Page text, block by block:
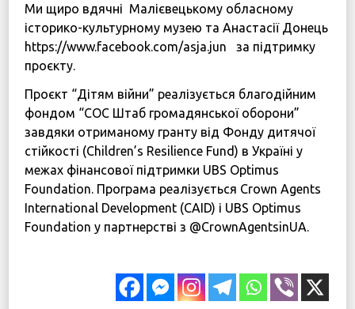
Ми щиро вдячні Малієвецькому обласному
історико-культурному музею та Анастасії Донець
https://www.facebook.com/asja.jun за підтримку
проєкту.
Проєкт “Дітям війни” реалізується благодійним
фондом “СОС Штаб громадянської оборони”
завдяки отриманому гранту від Фонду дитячої
стійкості (Children’s Resilience Fund) в Україні у
межах фінансової підтримки UBS Optimus
Foundation. Програма реалізується Crown Agents
International Development (CAID) і UBS Optimus
Foundation у партнерстві з @CrownAgentsinUA.